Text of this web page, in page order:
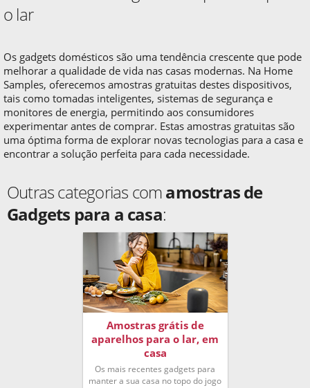
o lar
Os gadgets domésticos são uma tendência crescente que pode
melhorar a qualidade de vida nas casas modernas. Na Home
Samples, oferecemos amostras gratuitas destes dispositivos,
tais como tomadas inteligentes, sistemas de segurança e
monitores de energia, permitindo aos consumidores
experimentar antes de comprar. Estas amostras gratuitas são
uma óptima forma de explorar novas tecnologias para a casa e
encontrar a solução perfeita para cada necessidade.
Outras categorias comamostras de
Gadgets para a casa:
Amostras grátis de
aparelhos para o lar, em
casa
Os mais recentes gadgets para
manter a sua casa no topo do jogo